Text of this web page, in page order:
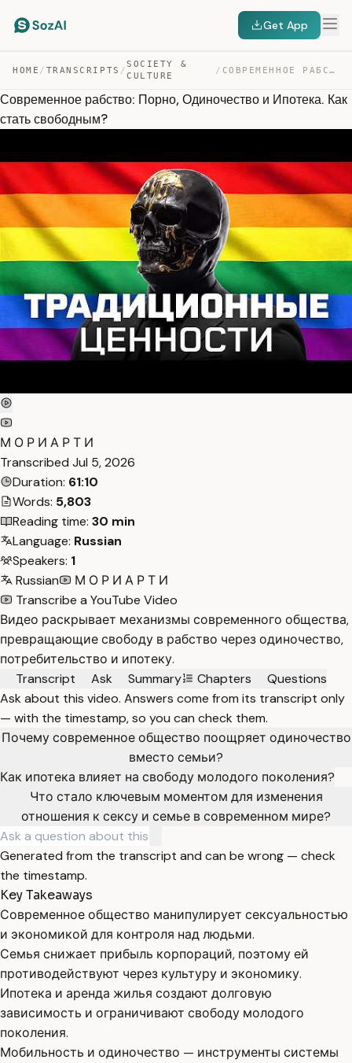
Get App
HOME / TRANSCRIPTS /
SOCIETY &
CULTURE
/ СОВРЕМЕННОЕ РАБСТВО: ПОРНО, ОДИНОЧЕСТВО И ИПОТЕКА. КАК … — TRANSCRIPT
Современное рабство: Порно, Одиночество и Ипотека. Как
стать свободным?
М О Р И А Р Т И
Transcribed Jul 5, 2026
Duration: 61:10
Words: 5,803
Reading time: 30 min
Language: Russian
Speakers: 1
Russian
М О Р И А Р Т И
Transcribe a YouTube Video
Видео раскрывает механизмы современного общества,
превращающие свободу в рабство через одиночество,
потребительство и ипотеку.
Transcript
Ask Summary Chapters
Questions
Ask about this video. Answers come from its transcript only
— with the timestamp, so you can check them.
Почему современное общество поощряет одиночество
вместо семьи?
Как ипотека влияет на свободу молодого поколения?
Что стало ключевым моментом для изменения
отношения к сексу и семье в современном мире?
Generated from the transcript and can be wrong — check
the timestamp.
Key Takeaways
Современное общество манипулирует сексуальностью
и экономикой для контроля над людьми.
Семья снижает прибыль корпораций, поэтому ей
противодействуют через культуру и экономику.
Ипотека и аренда жилья создают долговую
зависимость и ограничивают свободу молодого
поколения.
Мобильность и одиночество — инструменты системы